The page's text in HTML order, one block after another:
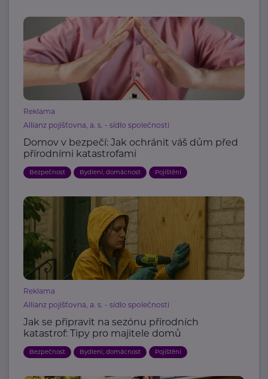
Reklama
Allianz pojišťovna, a. s. - sídlo společnosti
Domov v bezpečí: Jak ochránit váš dům před
přírodními katastrofami
Bezpečnost Bydlení, domácnost Pojištění
Reklama
Allianz pojišťovna, a. s. - sídlo společnosti
Jak se připravit na sezónu přírodních
katastrof: Tipy pro majitele domů
Bezpečnost Bydlení, domácnost Pojištění